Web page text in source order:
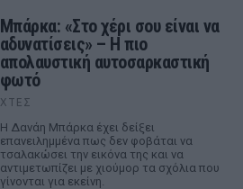
Μπάρκα: «Στο χέρι σου είναι να
αδυνατίσεις» – Η πιο
απολαυστική αυτοσαρκαστική
φωτό
ΧΤΕΣ
Η Δανάη Μπάρκα έχει δείξει
επανειλημμένα πως δεν φοβάται να
τσαλακώσει την εικόνα της και να
αντιμετωπίζει με χιούμορ τα σχόλια που
γίνονται για εκείνη.